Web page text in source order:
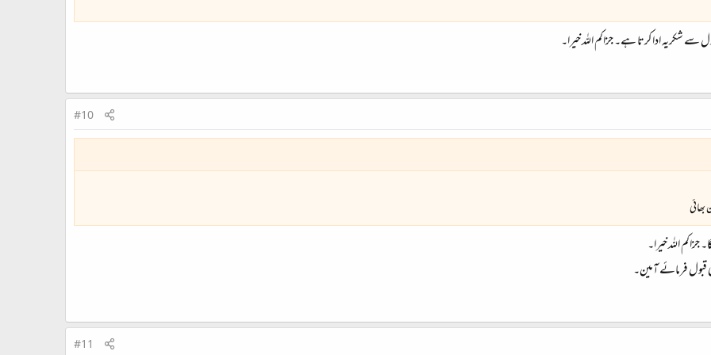
شکریہ ادا کرتا ہے۔ جزاکم اللہ خیرا۔
#10
اللہ خیرا۔
قبول فرمائے آمین۔
#11